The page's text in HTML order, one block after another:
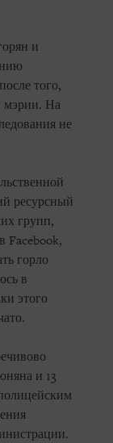
и
того,
мэрии. На
не
ресурсный
групп,
Facebook,
горло
в
этого
и 13